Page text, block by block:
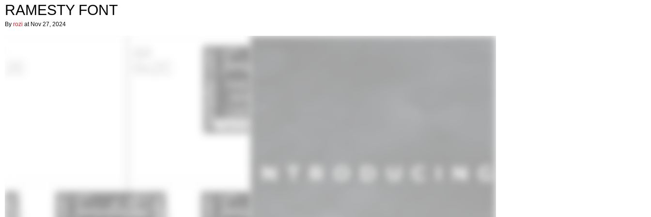
RAMESTY FONT
By rozi at Nov 27, 2024